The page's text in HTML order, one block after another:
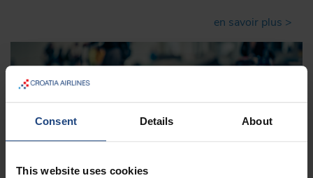
Consent Details About
This website uses cookies
en savoir plus >
Bagages enregistrés